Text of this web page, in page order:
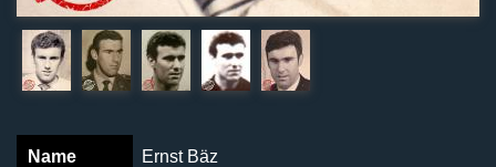
Name Ernst Bäz